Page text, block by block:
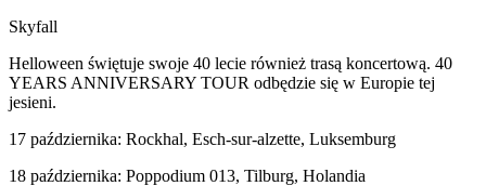
Skyfall
Helloween świętuje swoje 40 lecie również trasą koncertową. 40
YEARS ANNIVERSARY TOUR odbędzie się w Europie tej
jesieni.
17 października: Rockhal, Esch-sur-alzette, Luksemburg
18 października: Poppodium 013, Tilburg, Holandia